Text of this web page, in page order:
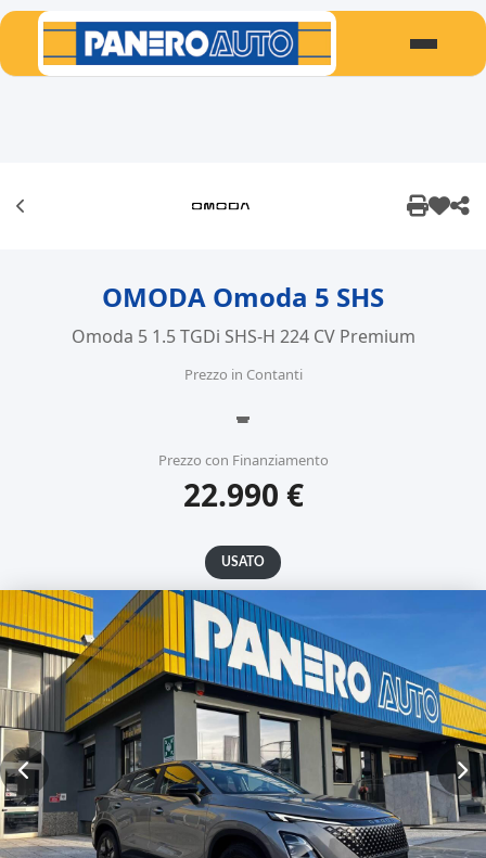
OMODA Omoda 5 SHS
Omoda 5 1.5 TGDi SHS-H 224 CV Premium
Prezzo in Contanti
-
Prezzo con Finanziamento
22.990 €
USATO